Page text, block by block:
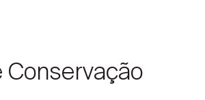
Conservação